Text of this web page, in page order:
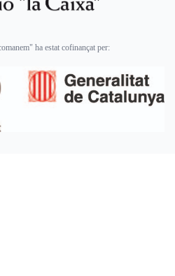
ha estat cofinançat per: